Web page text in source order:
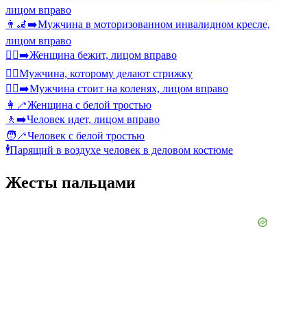
лицом вправо
👨‍🦼‍➡️Мужчина в моторизованном инвалидном кресле,
лицом вправо
🏃‍♀️‍➡️Женщина бежит, лицом вправо
💇‍♂️Мужчина, которому делают стрижку
🧎‍♂️‍➡️Мужчина стоит на коленях, лицом вправо
👩‍🦯Женщина с белой тростью
🚶‍➡️Человек идет, лицом вправо
🧑‍🦯Человек с белой тростью
🕴️Парящий в воздухе человек в деловом костюме
Жесты пальцами